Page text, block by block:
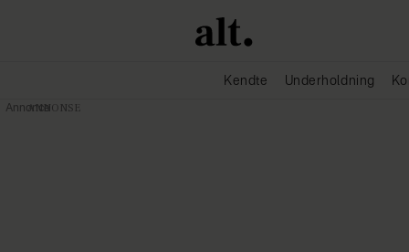
Kendte Underholdning
Annonce